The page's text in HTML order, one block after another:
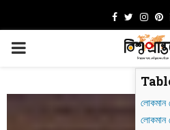
Facebook
Twitter
PRIMARY
লোকমান
লোকমান